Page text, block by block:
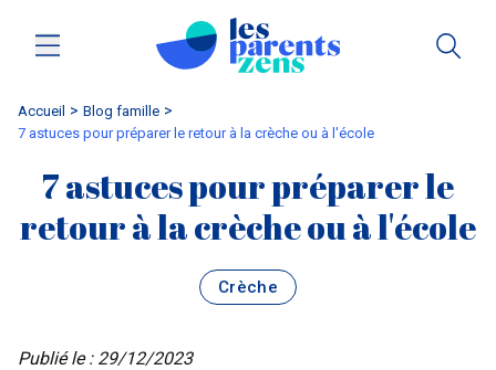
Accueil
blog famille
7 astuces pour préparer le retour à la crèche ou à l'école
7 astuces pour préparer le
retour à la crèche ou à l'école
Crèche
Publié le : 29/12/2023